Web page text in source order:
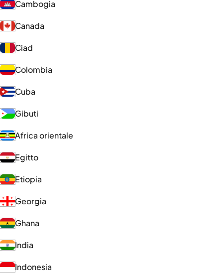
Cambogia
Canada
Ciad
Colombia
Cuba
Gibuti
Africa orientale
Egitto
Etiopia
Georgia
Ghana
India
Indonesia